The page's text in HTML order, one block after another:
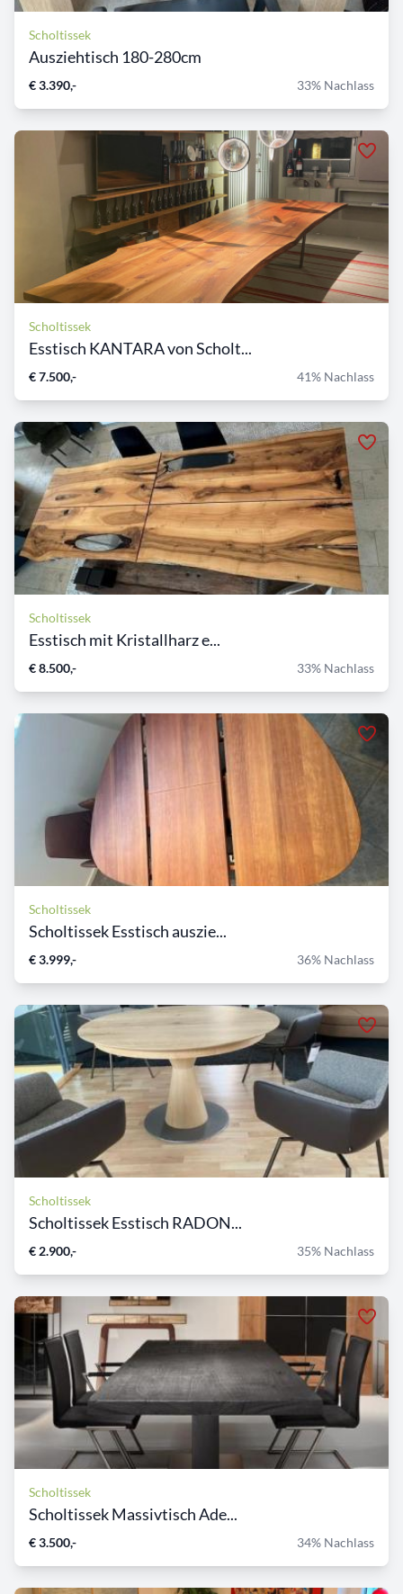
Scholtissek
Ausziehtisch 180-280cm
€ 3.390,- 33% Nachlass
Scholtissek
Esstisch KANTARA von Scholt...
€ 7.500,- 41% Nachlass
Scholtissek
Esstisch mit Kristallharz e...
€ 8.500,- 33% Nachlass
Scholtissek
Scholtissek Esstisch auszie...
€ 3.999,- 36% Nachlass
Scholtissek
Scholtissek Esstisch RADON...
€ 2.900,- 35% Nachlass
Scholtissek
Scholtissek Massivtisch Ade...
€ 3.500,- 34% Nachlass